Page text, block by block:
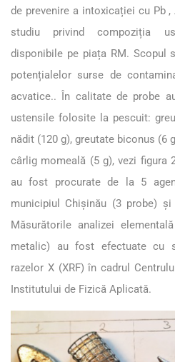
de prevenire a intoxicației cu Pb
studiu privind compoziția
disponibile pe piața RM. Scopul
potențialelor surse de
acvatice.. În calitate de probe
ustensile folosite la pescuit:
nădit (120 g), greutate biconus (6
cârlig momeală (5 g), vezi figura
au fost procurate de la 5
municipiul Chișinău (3 probe)
Măsurătorile analizei
metalic) au fost efectuate cu
razelor X (XRF) în cadrul
Institutului de Fizică Aplicată.